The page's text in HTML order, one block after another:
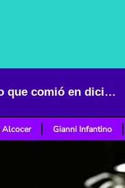
Mejores tés que le ayudarán a limpiar el organismo: libérese de lo que comió en diciembre
Alcocer Gianni Infantino